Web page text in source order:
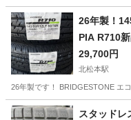
長野 松本市 松本駅
26年製！
PIA R710
全て込み
29,700円
北松本駅
26年製です！ BRIDGESTONE エ
長野 松本市 北松本駅
スタッド